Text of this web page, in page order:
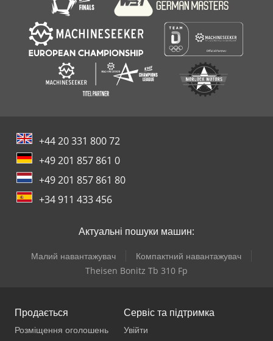
+44 20 331 800 72
+49 201 857 861 0
+49 201 857 861 80
+34 911 433 456
Актуальні пошуки машин:
Малий навантажувач
Компактний навантажувач
Theisen Bonitz Tb 310 Fp
Продається
Розміщення оголошень
Сервіс та підтримка
Увійти